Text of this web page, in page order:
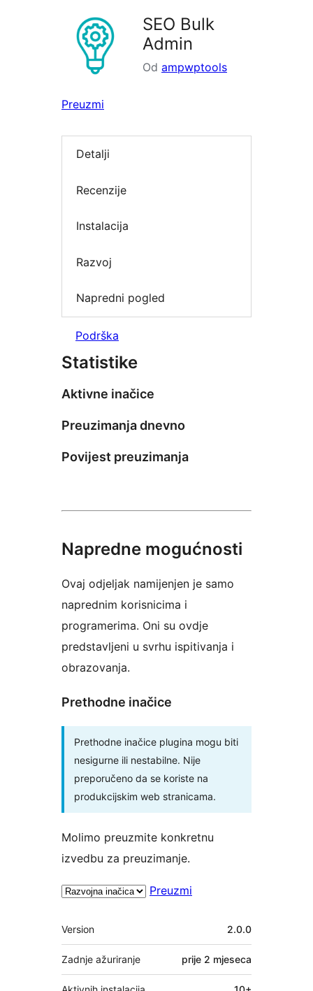
SEO Bulk
Admin
Od ampwptools
Preuzmi
Detalji
Recenzije
Instalacija
Razvoj
Napredni pogled
Podrška
Statistike
Aktivne inačice
Preuzimanja dnevno
Povijest preuzimanja
Napredne mogućnosti
Ovaj odjeljak namijenjen je samo
naprednim korisnicima i
programerima. Oni su ovdje
predstavljeni u svrhu ispitivanja i
obrazovanja.
Prethodne inačice
Prethodne inačice plugina mogu biti
nesigurne ili nestabilne. Nije
preporučeno da se koriste na
produkcijskim web stranicama.
Molimo preuzmite konkretnu
izvedbu za preuzimanje.
Preuzmi
Meta
Version 2.0.0
Zadnje ažuriranje prije 2 mjeseca